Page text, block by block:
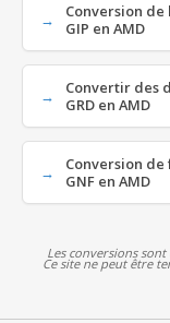
Conversion
GIP en AMD
Convertir des
GRD en AMD
Conversion
GNF en AMD
Les conversions
Ce site ne peut être